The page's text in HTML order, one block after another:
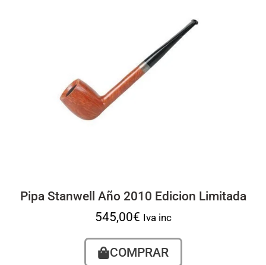
Pipa Stanwell Año 2010 Edicion Limitada
545,00€ Iva inc
COMPRAR